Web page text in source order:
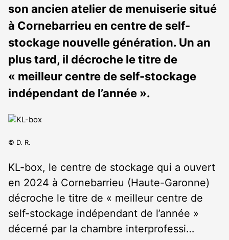
son ancien atelier de menuiserie situé
à Cornebarrieu en centre de self-
stockage nouvelle génération. Un an
plus tard, il décroche le titre de
« meilleur centre de self-stockage
indépendant de l’année ».
© D. R.
KL-box, le centre de stockage qui a ouvert
en 2024 à Cornebarrieu (Haute-Garonne)
décroche le titre de « meilleur centre de
self-stockage indépendant de l’année »
décerné par la chambre interprofessi…